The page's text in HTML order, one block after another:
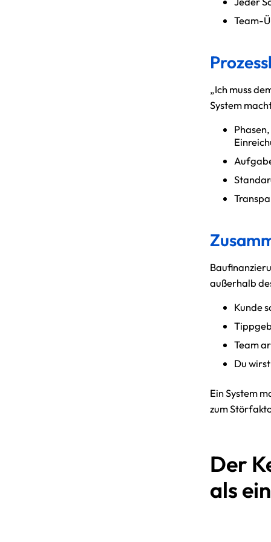
Team-
„Ich muss
System
außerhalb
Kunde
Team
Du
Ein System
zum
Der
als